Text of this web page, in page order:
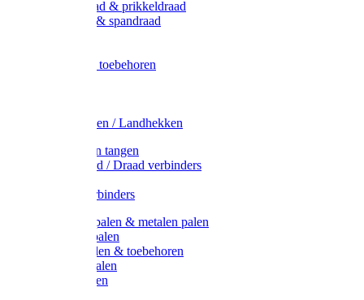
Metaal draad & prikkeldraad
Binddraad & spandraad
Afrasternet toebehoren
Weidehekken / Landhekken
Spanners en tangen
Lint / Koord / Draad verbinders
Litzclip verbinders
Recycling palen & metalen palen
Kunststof palen
T-Post t-palen & toebehoren
Glasfiber palen
Houten palen